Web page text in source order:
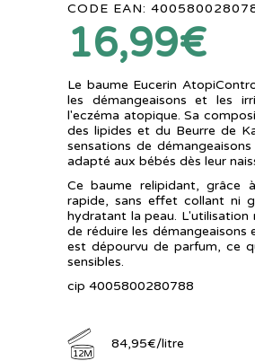
CODE EAN:
16,99€
Le baume Eucerin
les démangeaisons et les
l'eczéma atopique. Sa
des lipides et du Beurre de
sensations de
adapté aux bébés dès leur
Ce baume relipidant, grâce
rapide, sans effet collant ni
hydratant la peau. L'utilisation
de réduire les
est dépourvu de parfum, ce
sensibles.
cip 4005800280788
12M
84,95€/litre